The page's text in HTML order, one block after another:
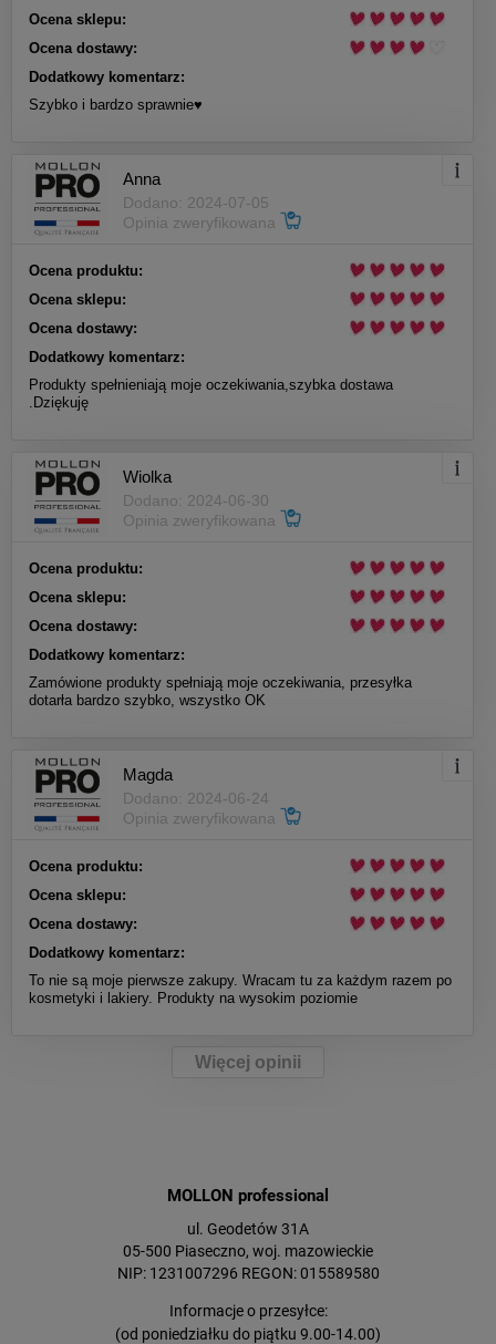
Ocena sklepu:
Ocena dostawy:
Dodatkowy komentarz:
Szybko i bardzo sprawnie♥️
Anna
Dodano: 2024-07-05
Opinia zweryfikowana
Ocena produktu:
Ocena sklepu:
Ocena dostawy:
Dodatkowy komentarz:
Produkty spełnieniają moje oczekiwania,szybka dostawa
.Dziękuję
Wiolka
Dodano: 2024-06-30
Opinia zweryfikowana
Ocena produktu:
Ocena sklepu:
Ocena dostawy:
Dodatkowy komentarz:
Zamówione produkty spełniają moje oczekiwania, przesyłka
dotarła bardzo szybko, wszystko OK
Magda
Dodano: 2024-06-24
Opinia zweryfikowana
Ocena produktu:
Ocena sklepu:
Ocena dostawy:
Dodatkowy komentarz:
To nie są moje pierwsze zakupy. Wracam tu za każdym razem po
kosmetyki i lakiery. Produkty na wysokim poziomie
Więcej opinii
MOLLON professional
ul. Geodetów 31A
05-500 Piaseczno, woj. mazowieckie
NIP: 1231007296 REGON: 015589580
Informacje o przesyłce:
(od poniedziałku do piątku 9.00-14.00)